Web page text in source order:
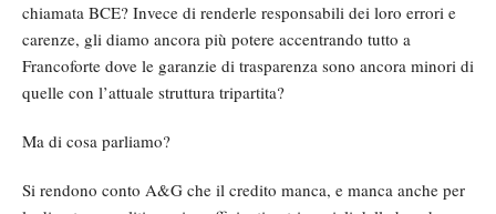
chiamata BCE? Invece di renderle responsabili dei loro errori e
carenze, gli diamo ancora più potere accentrando tutto a
Francoforte dove le garanzie di trasparenza sono ancora minori di
quelle con l’attuale struttura tripartita?
Ma di cosa parliamo?
Si rendono conto A&G che il credito manca, e manca anche per